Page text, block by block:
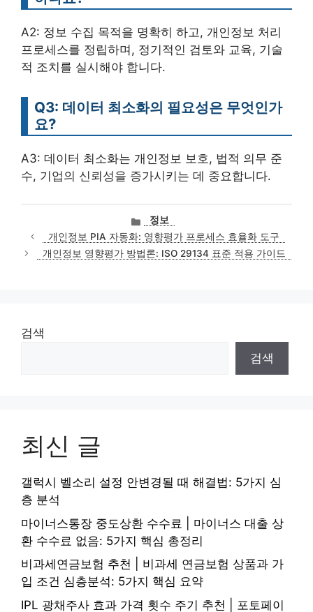
A2: 정보 수집 목적을 명확히 하고, 개인정보 처리
프로세스를 정립하며, 정기적인 검토와 교육, 기술
적 조치를 실시해야 합니다.
Q3: 데이터 최소화의 필요성은 무엇인가
요?
A3: 데이터 최소화는 개인정보 보호, 법적 의무 준
수, 기업의 신뢰성을 증가시키는 데 중요합니다.
카
테
고
리
정보
개인정보 PIA 자동화: 영향평가 프로세스 효율화 도구
개인정보 영향평가 방법론: ISO 29134 표준 적용 가이드
검색
검색
최신 글
갤럭시 벨소리 설정 안변경될 때 해결법: 5가지 심
층 분석
마이너스통장 중도상환 수수료 | 마이너스 대출 상
환 수수료 없음: 5가지 핵심 총정리
비과세연금보험 추천 | 비과세 연금보험 상품과 가
입 조건 심층분석: 5가지 핵심 요약
IPL 광채주사 효과 가격 횟수 주기 추천 | 포토페이